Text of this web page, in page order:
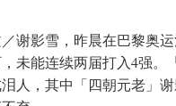
谢影雪，昨晨在巴黎奥
未能连续两届打入4强。
人，其中「四朝元老」